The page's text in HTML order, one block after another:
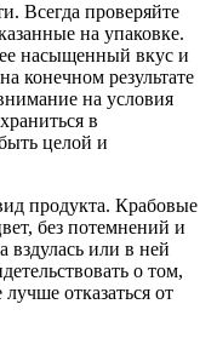
Всегда проверяйте
на упаковке.
насыщенный вкус и
конечном результате
на условия
в
целой и
продукта. Крабовые
без потемнений и
вздулась или в ней
о том,
отказаться от